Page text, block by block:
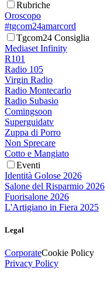
Rubriche
Oroscopo
#tgcom24amarcord
Tgcom24 Consiglia
Mediaset Infinity
R101
Radio 105
Virgin Radio
Radio Montecarlo
Radio Subasio
Comingsoon
Superguidatv
Zuppa di Porro
Non Sprecare
Cotto e Mangiato
Eventi
Identità Golose 2026
Salone del Risparmio 2026
Fuorisalone 2026
L'Artigiano in Fiera 2025
Legal
CorporateCookie Policy
Privacy Policy